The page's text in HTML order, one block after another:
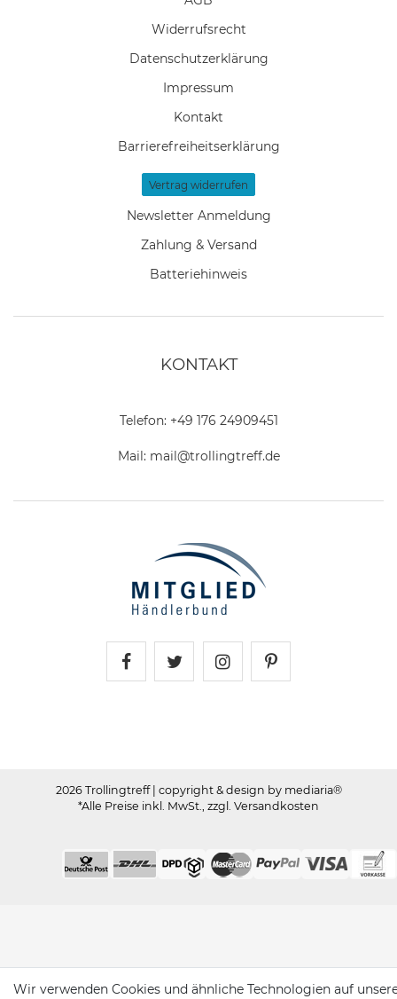
Widerrufs­recht
Daten­schutz­erklärung
Impressum
Kontakt
Barrierefreiheitserklärung
Vertrag widerrufen
Newsletter Anmeldung
Zahlung & Versand
Batteriehinweis
KONTAKT
Telefon: +49 176 24909451
Mail: mail@trollingtreff.de
2026 Trollingtreff | copyright & design by mediaria®
*Alle Preise inkl. MwSt., zzgl. Versandkosten
Wir verwenden Cookies und ähnliche Technologien auf